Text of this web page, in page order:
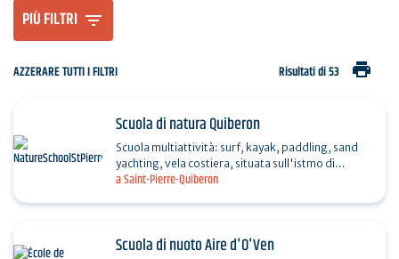
PIÙ FILTRI
AZZERARE TUTTI I FILTRI Risultati di 53 print
a Saint-Pierre-Quiberon
Scuola di natura Quiberon
Scuola multiattività: surf, kayak, paddling, sand
yachting, vela costiera, situata sull'istmo di
Penthièvre. Lezioni e noleggio (kayak, tavole da
Scuola di nuoto Aire d'O'Ven